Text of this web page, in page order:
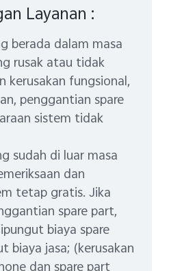
Layanan :
berada dalam masa
rusak atau tidak
kerusakan fungsional,
penggantian spare
sistem tidak
sudah di luar masa
dan
tetap gratis. Jika
spare part,
biaya spare
biaya jasa; (kerusakan